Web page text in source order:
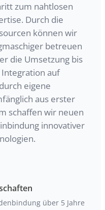
zum nahtlosen
Durch die
können wir
betreuen
die Umsetzung bis
auf
eigene
aus erster
schaffen wir neuen
innovativer
über 5 Jahre